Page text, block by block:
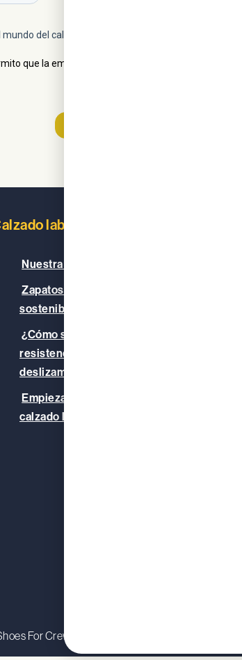
laboral
Nuestra gama de zapatos
Zapatos veganos y
sostenibles
¿Cómo se mide la
resistencia al
deslizamiento?
Empieza una iniciativa de
calzado laboral
For Crews (Europe) Ltd.